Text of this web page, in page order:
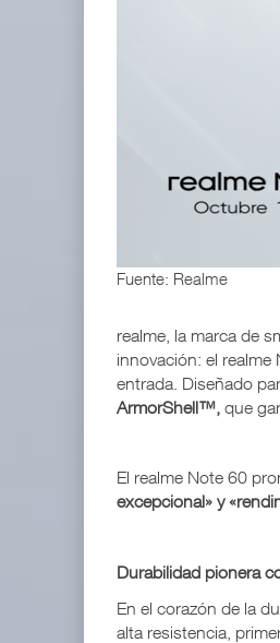
Fuente: Realme
realme, la marca de
innovación: el
entrada. Diseñado
ArmorShell™, que
El realme Note 60
excepcional» y
Durabilidad pionera
En el corazón de la
alta resistencia,